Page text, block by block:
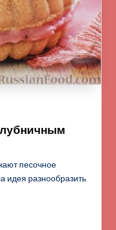
песочное
идея разнообразить